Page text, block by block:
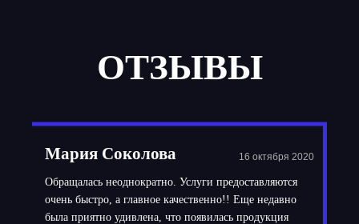
ОТЗЫВЫ
Мария Соколова 16 октября 2020
Обращалась неоднократно. Услуги предоставляются
очень быстро, а главное качественно!! Еще недавно
была приятно удивлена, что появилась продукция